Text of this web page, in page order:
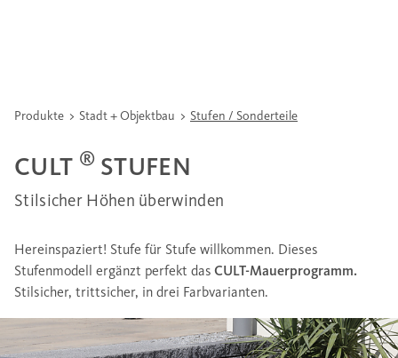
Produkte Stadt + Objektbau Stufen / Sonderteile
CULT ®STUFEN
Stilsicher Höhen überwinden
Hereinspaziert! Stufe für Stufe willkommen. Dieses
Stufenmodell ergänzt perfekt das CULT-Mauerprogramm.
Stilsicher, trittsicher, in drei Farbvarianten.